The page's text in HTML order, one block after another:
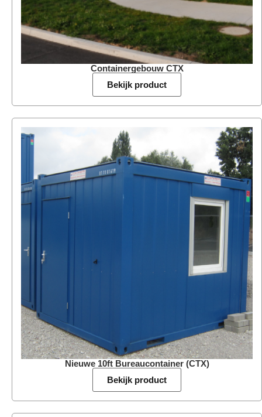
Containergebouw CTX
Bekijk product
Nieuwe 10ft Bureaucontainer (CTX)
Bekijk product